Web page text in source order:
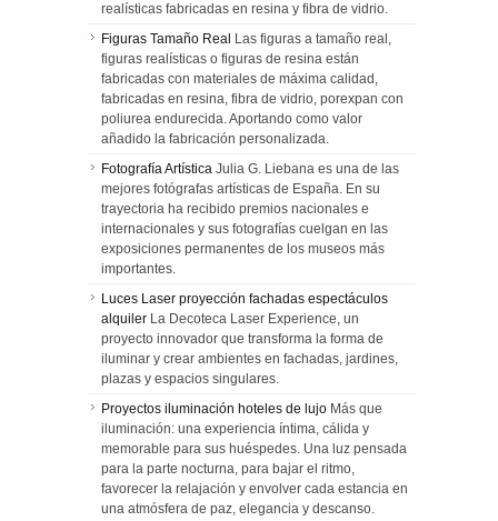
realísticas fabricadas en resina y fibra de vidrio.
Figuras Tamaño Real Las figuras a tamaño real,
figuras realísticas o figuras de resina están
fabricadas con materiales de máxima calidad,
fabricadas en resina, fibra de vidrio, porexpan con
poliurea endurecida. Aportando como valor
añadido la fabricación personalizada.
Fotografía Artística Julia G. Liebana es una de las
mejores fotógrafas artísticas de España. En su
trayectoria ha recibido premios nacionales e
internacionales y sus fotografías cuelgan en las
exposiciones permanentes de los museos más
importantes.
Luces Laser proyección fachadas espectáculos
alquiler La Decoteca Laser Experience, un
proyecto innovador que transforma la forma de
iluminar y crear ambientes en fachadas, jardines,
plazas y espacios singulares.
Proyectos iluminación hoteles de lujo Más que
iluminación: una experiencia íntima, cálida y
memorable para sus huéspedes. Una luz pensada
para la parte nocturna, para bajar el ritmo,
favorecer la relajación y envolver cada estancia en
una atmósfera de paz, elegancia y descanso.